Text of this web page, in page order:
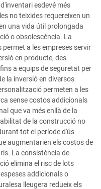
esdevé més
no teixides requereixen un
una vida útil prolongada
o obsolescència. La
a les empreses servir
en producte, des
a equips de seguretat per
la inversió en diversos
permeten a les
sense costos addicionals
que va més enllà de la
de la construcció no
tot el període d'ús
augmentarien els costos de
La consistència de
elimina el risc de lots
addicionals o
lleugera redueix els